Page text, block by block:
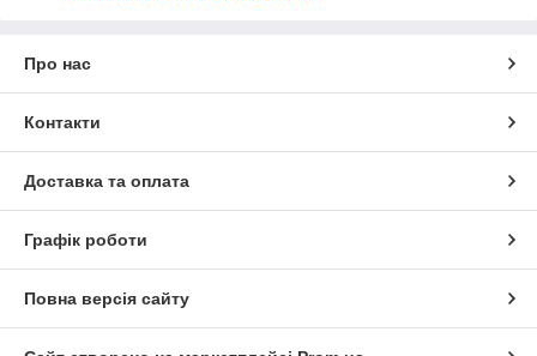
Про нас
Контакти
Доставка та оплата
Графік роботи
Повна версія сайту